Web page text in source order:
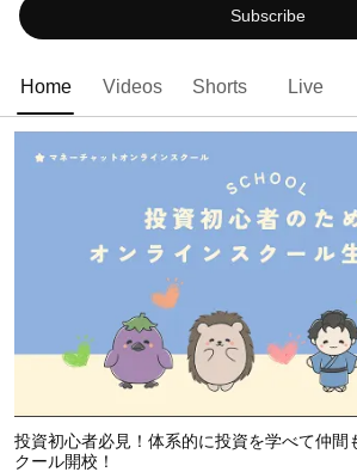
Subscribe
Home Videos Shorts Live
投資初心者必見！体系的に投資を学べて仲間
クール開校！